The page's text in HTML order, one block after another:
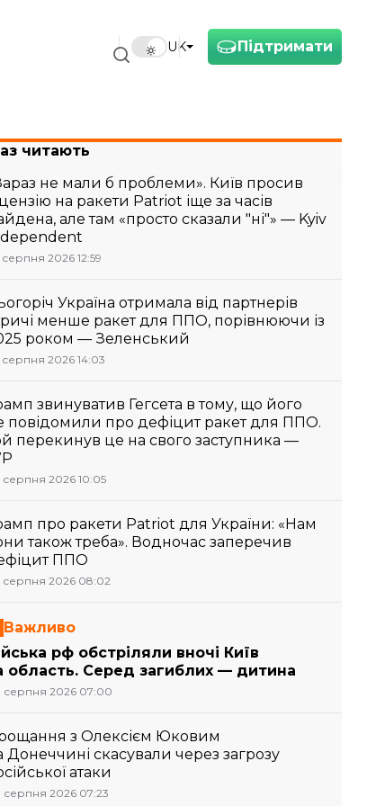
Підтримати
UK
читають
не мали б проблеми». Київ просив
на ракети Patriot іще за часів
але там «просто сказали "ні"» — Kyiv
серпня 2026 12:59
Україна отримала від партнерів
менше ракет для ППО, порівнюючи із
роком — Зеленський
серпня 2026 14:03
звинуватив Гегсета в тому, що його
повідомили про дефіцит ракет для ППО.
перекинув це на свого заступника —
серпня 2026 10:05
про ракети Patriot для України: «Нам
також треба». Водночас заперечив
ППО
серпня 2026 08:02
Важливо
рф обстріляли вночі Київ
область. Серед загиблих — дитина
серпня 2026 07:00
з Олексієм Юковим
Донеччині скасували через загрозу
атаки
серпня 2026 07:23